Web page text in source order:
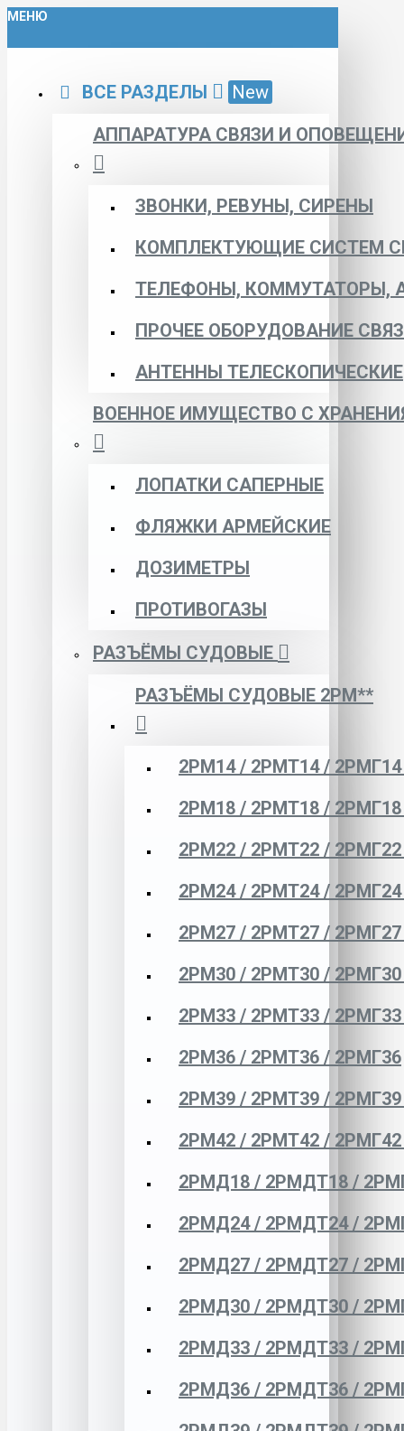
МЕНЮ
ВСЕ РАЗДЕЛЫ
New
АППАРАТУРА СВЯЗИ И
ЗВОНКИ, РЕВУНЫ, СИРЕНЫ
КОМПЛЕКТУЮЩИЕ СИСТЕМ
ТЕЛЕФОНЫ, КОММУТАТОРЫ,
ПРОЧЕЕ ОБОРУДОВАНИЕ
АНТЕННЫ ТЕЛЕСКОПИЧЕСКИЕ
ВОЕННОЕ ИМУЩЕСТВО С
ЛОПАТКИ САПЕРНЫЕ
ФЛЯЖКИ АРМЕЙСКИЕ
ДОЗИМЕТРЫ
ПРОТИВОГАЗЫ
РАЗЪЁМЫ СУДОВЫЕ
РАЗЪЁМЫ СУДОВЫЕ 2РМ**
2РМ14 / 2РМТ14 /
2РМ18 / 2РМТ18 /
2РМ22 / 2РМТ22 /
2РМ24 / 2РМТ24 /
2РМ27 / 2РМТ27 /
2РМ30 / 2РМТ30 /
2РМ33 / 2РМТ33 /
2РМ36 / 2РМТ36 / 2РМГ36
2РМ39 / 2РМТ39 /
2РМ42 / 2РМТ42 /
2РМД18 / 2РМДТ18 /
2РМД24 / 2РМДТ24 /
2РМД27 / 2РМДТ27 /
2РМД30 / 2РМДТ30 /
2РМД33 / 2РМДТ33 /
2РМД36 / 2РМДТ36 /